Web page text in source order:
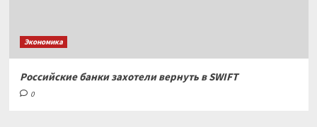
Экономика
Российские банки захотели вернуть в SWIFT
0